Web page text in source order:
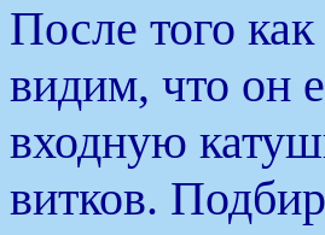
После того
видим, что он
входную
витков.